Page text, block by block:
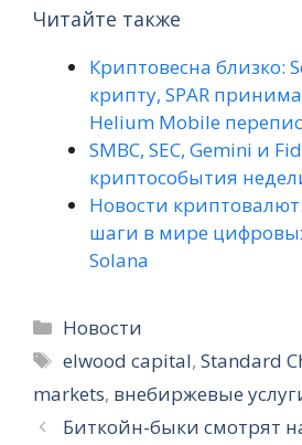
Читайте также
Криптовесна близко:
крипту, SPAR
Helium Mobile
SMBC, SEC, Gemini и
криптособытия
Новости
шаги в мире
Solana
Рубрики
Новости
Метки
elwood capital,Standard
markets, внебиржевые
Биткойн-быки смотрят